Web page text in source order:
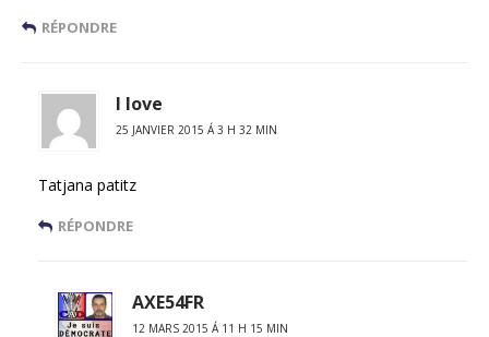
RÉPONDRE
I love
25 JANVIER 2015 Á 3 H 32 MIN
Tatjana patitz
RÉPONDRE
AXE54FR
12 MARS 2015 Á 11 H 15 MIN